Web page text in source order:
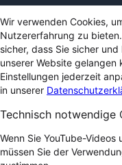
Wir verwenden Cookies,
Nutzererfahrung zu
sicher, dass Sie sicher
unserer Website gelangen
Einstellungen jederzeit
in unserer
Technisch notwendige
Wenn Sie YouTube-
müssen Sie der